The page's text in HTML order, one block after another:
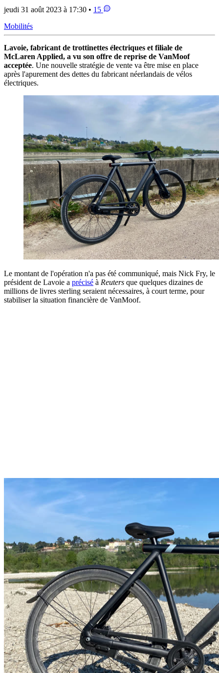
jeudi 31 août 2023 à 17:30 • 15
Mobilités
Lavoie, fabricant de trottinettes électriques et filiale de
McLaren Applied, a vu son offre de reprise de VanMoof
acceptée. Une nouvelle stratégie de vente va être mise en place
après l'apurement des dettes du fabricant néerlandais de vélos
électriques.
Le montant de l'opération n'a pas été communiqué, mais Nick Fry, le
président de Lavoie a précisé à Reuters que quelques dizaines de
millions de livres sterling seraient nécessaires, à court terme, pour
stabiliser la situation financière de VanMoof.